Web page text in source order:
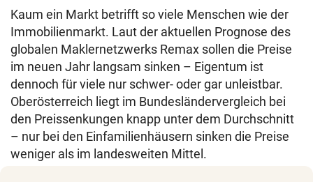
Kaum ein Markt betrifft so viele Menschen wie der
Immobilienmarkt. Laut der aktuellen Prognose des
globalen Maklernetzwerks Remax sollen die Preise
im neuen Jahr langsam sinken – Eigentum ist
dennoch für viele nur schwer- oder gar unleistbar.
Oberösterreich liegt im Bundesländervergleich bei
den Preissenkungen knapp unter dem Durchschnitt
– nur bei den Einfamilienhäusern sinken die Preise
weniger als im landesweiten Mittel.